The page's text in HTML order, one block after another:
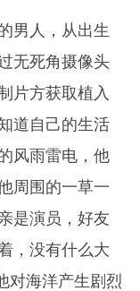
男人，从出生
无死角摄像头
片方获取植入
道自己的生活
风雨雷电，他
周围的一草一
是演员，好友
，没有什么大
对海洋产生剧烈